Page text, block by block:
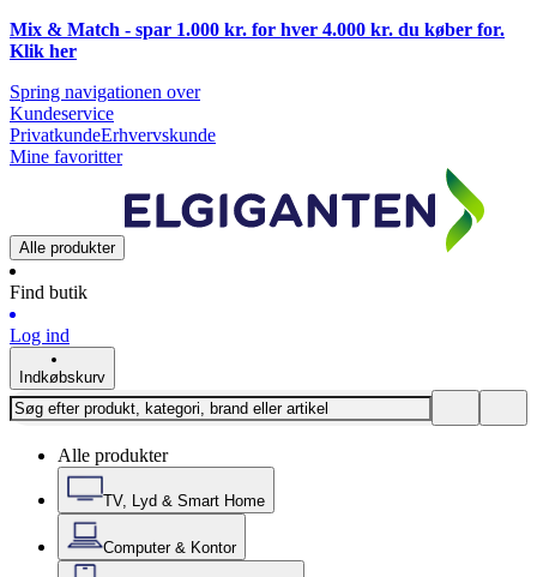
Mix & Match - spar 1.000 kr. for hver 4.000 kr. du køber for.
Klik her
Spring navigationen over
Kundeservice
PrivatkundeErhvervskunde
Mine favoritter
Alle produkter
Find butik
Log ind
Indkøbskurv
Alle produkter
TV, Lyd & Smart Home
Computer & Kontor